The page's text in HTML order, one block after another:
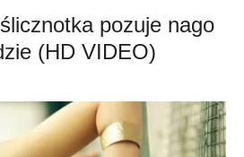
pozuje nago
(HD VIDEO)